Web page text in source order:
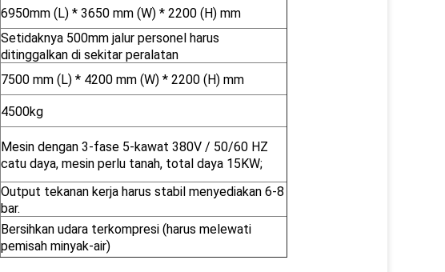
6950mm (L) * 3650 mm (W) * 2200 (H) mm
Setidaknya 500mm jalur personel harus
ditinggalkan di sekitar peralatan
7500 mm (L) * 4200 mm (W) * 2200 (H) mm
4500kg
Mesin dengan 3-fase 5-kawat 380V / 50/60 HZ
catu daya, mesin perlu tanah, total daya 15KW;
Output tekanan kerja harus stabil menyediakan 6-8
bar.
Bersihkan udara terkompresi (harus melewati
pemisah minyak-air)